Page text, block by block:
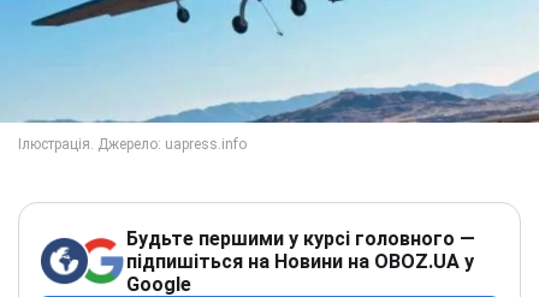
Будьте першими у курсі головного —
підпишіться на Новини на OBOZ.UA у
Google